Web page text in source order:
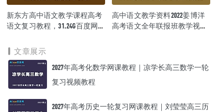
│ ├─ 马步野-23天实词积累~1.mp4
│ ├─ 马步野10~1.mp4
│ ├─ 马步野11天~1.mp4
│ ├─ 马步野12~1.mp4
│ ├─ 马步野16天~1.mp4
│ ├─ 马步野17天诗歌阅读~1.mp4
│ ├─ 马步野18天实词积累~1.mp4
│ ├─ 马步野1天~1.mp4
│ ├─ 马步野20天作文素材积累~1.mp4
│ ├─ 马步野22天诗歌阅读~1.mp4
新东方高中语文教学课程高考
语文复习教程，31.24G百度网
高中语文教学资料2022姜博洋
高考语文全年联报班教学视
文章展示
2027年高考化数学网课教程｜凉学长高三数学一轮
复习视频教程
2027年高考历史一轮复习网课教程｜刘莹莹高三历